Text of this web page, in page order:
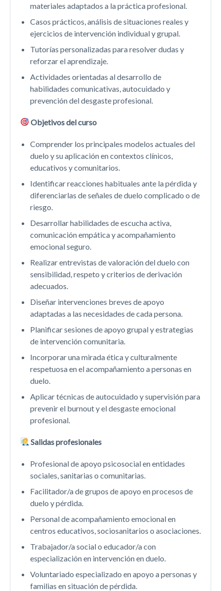
materiales adaptados a la práctica profesional.
Casos prácticos, análisis de situaciones reales y
ejercicios de intervención individual y grupal.
Tutorías personalizadas para resolver dudas y
reforzar el aprendizaje.
Actividades orientadas al desarrollo de
habilidades comunicativas, autocuidado y
prevención del desgaste profesional.
Objetivos del curso
Comprender los principales modelos actuales del
duelo y su aplicación en contextos clínicos,
educativos y comunitarios.
Identificar reacciones habituales ante la pérdida y
diferenciarlas de señales de duelo complicado o de
riesgo.
Desarrollar habilidades de escucha activa,
comunicación empática y acompañamiento
emocional seguro.
Realizar entrevistas de valoración del duelo con
sensibilidad, respeto y criterios de derivación
adecuados.
Diseñar intervenciones breves de apoyo
adaptadas a las necesidades de cada persona.
Planificar sesiones de apoyo grupal y estrategias
de intervención comunitaria.
Incorporar una mirada ética y culturalmente
respetuosa en el acompañamiento a personas en
duelo.
Aplicar técnicas de autocuidado y supervisión para
prevenir el burnout y el desgaste emocional
profesional.
Salidas profesionales
Profesional de apoyo psicosocial en entidades
sociales, sanitarias o comunitarias.
Facilitador/a de grupos de apoyo en procesos de
duelo y pérdida.
Personal de acompañamiento emocional en
centros educativos, sociosanitarios o asociaciones.
Trabajador/a social o educador/a con
especialización en intervención en duelo.
Voluntariado especializado en apoyo a personas y
familias en situación de pérdida.